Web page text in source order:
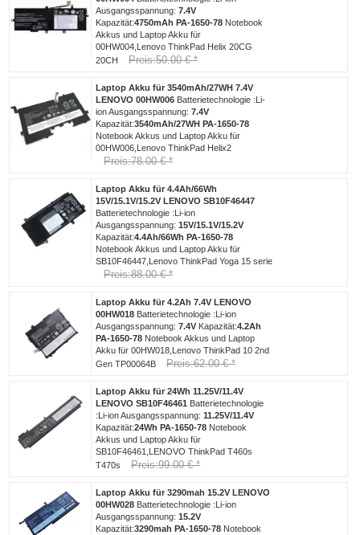
Ausgangsspannung:7.4V
Kapazität:4750mAh PA-1650-78 Notebook
Akkus und Laptop Akku für
00HW004,Lenovo ThinkPad Helix 20CG
20CH
Preis:50.00 € *
Laptop Akku für 3540mAh/27WH 7.4V
LENOVO 00HW006 Batterietechnologie :Li-
ion Ausgangsspannung:7.4V
Kapazität:3540mAh/27WH PA-1650-78
Notebook Akkus und Laptop Akku für
00HW006,Lenovo ThinkPad Helix2
Preis:78.00 € *
Laptop Akku für 4.4Ah/66Wh
15V/15.1V/15.2V LENOVO SB10F46447
Batterietechnologie :Li-ion
Ausgangsspannung:15V/15.1V/15.2V
Kapazität:4.4Ah/66Wh PA-1650-78
Notebook Akkus und Laptop Akku für
SB10F46447,Lenovo ThinkPad Yoga 15 serie
Preis:88.00 € *
Laptop Akku für 4.2Ah 7.4V LENOVO
00HW018 Batterietechnologie :Li-ion
Ausgangsspannung:7.4V Kapazität:4.2Ah
PA-1650-78 Notebook Akkus und Laptop
Akku für 00HW018,Lenovo ThinkPad 10 2nd
Gen TP00064B
Preis:62.00 € *
Laptop Akku für 24Wh 11.25V/11.4V
LENOVO SB10F46461 Batterietechnologie
:Li-ion Ausgangsspannung:11.25V/11.4V
Kapazität:24Wh PA-1650-78 Notebook
Akkus und Laptop Akku für
SB10F46461,LENOVO ThinkPad T460s
T470s
Preis:99.00 € *
Laptop Akku für 3290mah 15.2V LENOVO
00HW028 Batterietechnologie :Li-ion
Ausgangsspannung:15.2V
Kapazität:3290mah PA-1650-78 Notebook